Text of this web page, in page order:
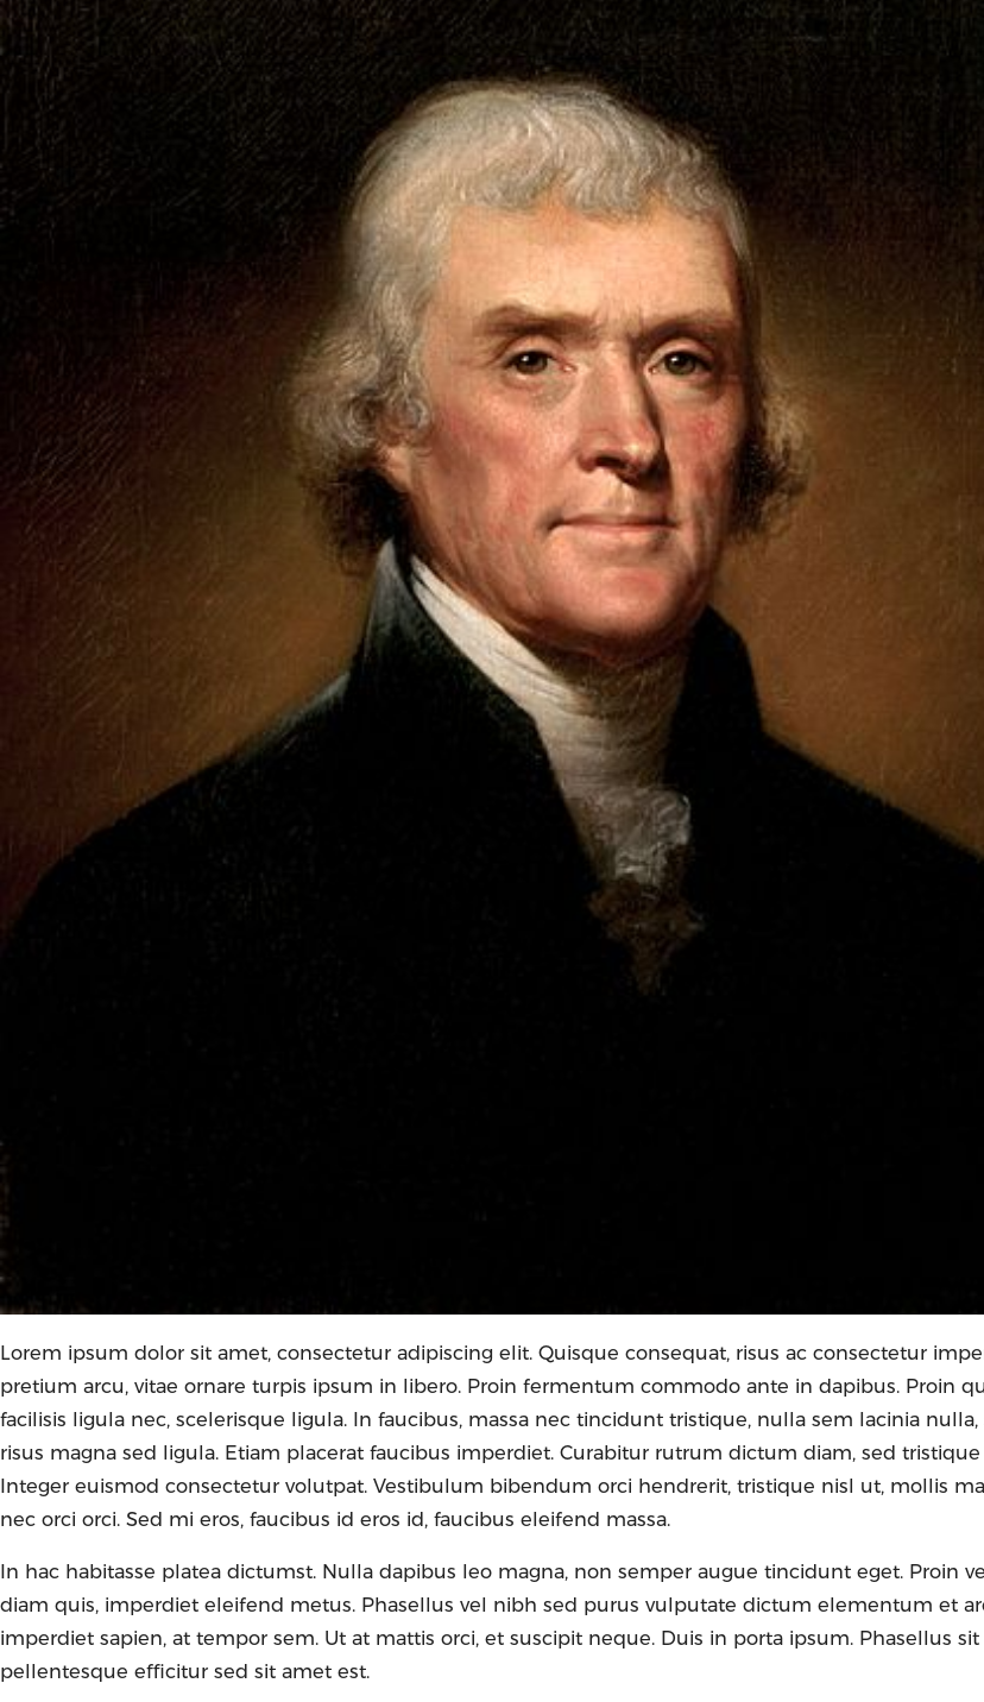
Lorem ipsum dolor sit amet, consectetur adipiscing elit. Quisque consequat, risus ac consectetur
pretium arcu, vitae ornare turpis ipsum in libero. Proin fermentum commodo ante in dapibus. Proin
facilisis ligula nec, scelerisque ligula. In faucibus, massa nec tincidunt tristique, nulla sem lacinia
risus magna sed ligula. Etiam placerat faucibus imperdiet. Curabitur rutrum dictum diam, sed tristique
Integer euismod consectetur volutpat. Vestibulum bibendum orci hendrerit, tristique nisl ut, mollis
nec orci orci. Sed mi eros, faucibus id eros id, faucibus eleifend massa.
In hac habitasse platea dictumst. Nulla dapibus leo magna, non semper augue tincidunt eget. Proin
diam quis, imperdiet eleifend metus. Phasellus vel nibh sed purus vulputate dictum elementum et
imperdiet sapien, at tempor sem. Ut at mattis orci, et suscipit neque. Duis in porta ipsum. Phasellus
pellentesque efficitur sed sit amet est.